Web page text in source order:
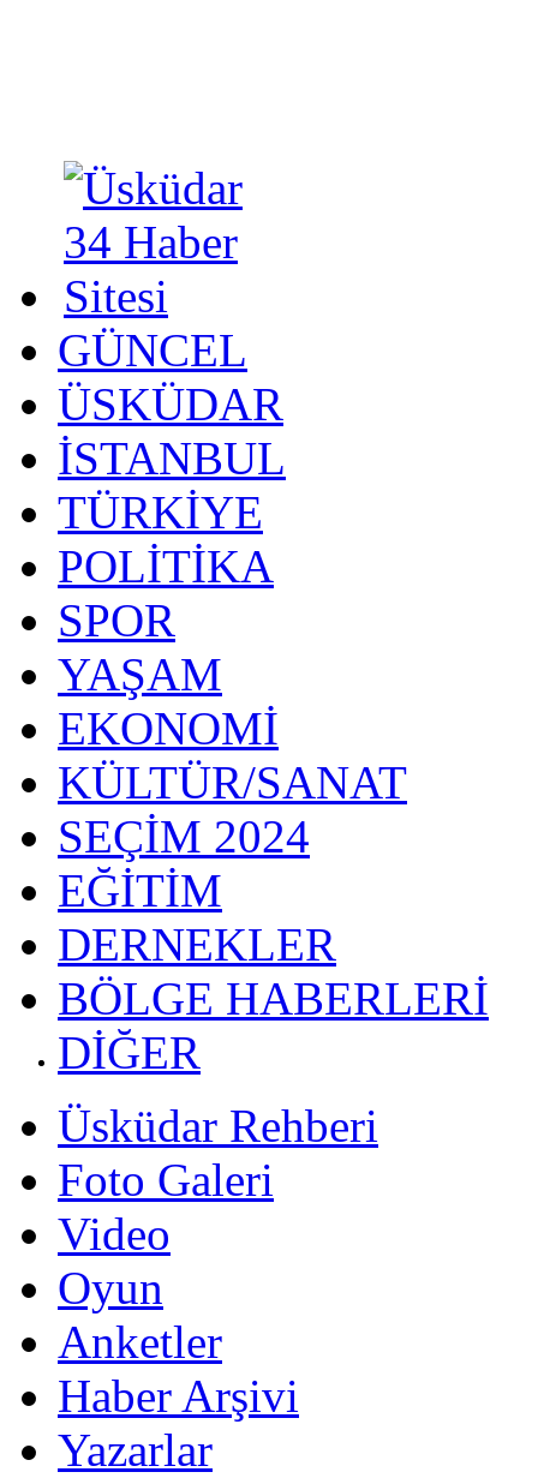
GÜNCEL
ÜSKÜDAR
İSTANBUL
TÜRKİYE
POLİTİKA
SPOR
YAŞAM
EKONOMİ
KÜLTÜR/SANAT
SEÇİM 2024
EĞİTİM
DERNEKLER
BÖLGE HABERLERİ
DİĞER
Üsküdar Rehberi
Foto Galeri
Video
Oyun
Anketler
Haber Arşivi
Yazarlar